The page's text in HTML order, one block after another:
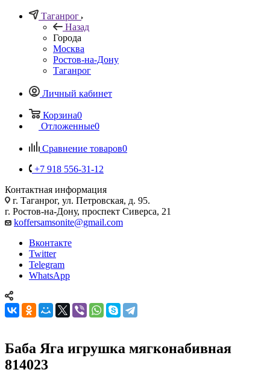
Таганрог
Назад
Города
Москва
Ростов-на-Дону
Таганрог
Личный кабинет
Корзина0
Отложенные0
Сравнение товаров0
+7 918 556-31-12
Контактная информация
г. Таганрог, ул. Петровская, д. 95.
г. Ростов-на-Дону, проспект Сиверса, 21
koffersamsonite@gmail.com
Вконтакте
Twitter
Telegram
WhatsApp
Баба Яга игрушка мягконабивная
814023